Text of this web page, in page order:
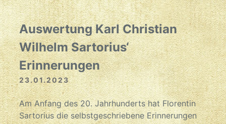
Auswertung Karl Christian
Wilhelm Sartorius‘
Erinnerungen
23.01.2023
Am Anfang des 20. Jahrhunderts hat Florentin
Sartorius die selbstgeschriebene Erinnerungen